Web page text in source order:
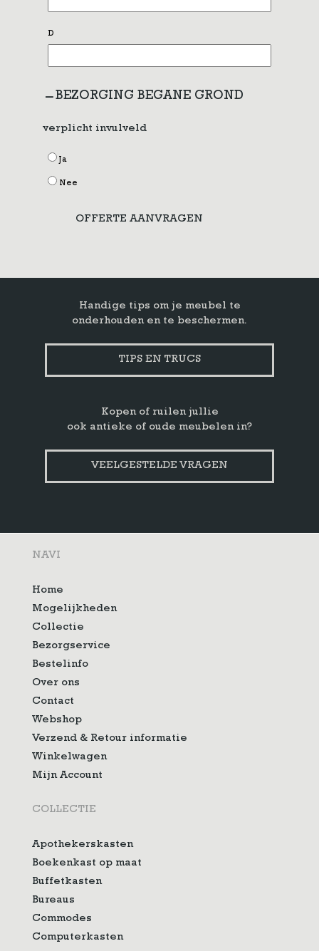
D
BEZORGING BEGANE GROND
verplicht invulveld
Ja
Nee
OFFERTE AANVRAGEN
Handige tips om je meubel te
onderhouden en te beschermen.
TIPS EN TRUCS
Kopen of ruilen jullie
ook antieke of oude meubelen in?
VEELGESTELDE VRAGEN
NAVI
Home
Mogelijkheden
Collectie
Bezorgservice
Bestelinfo
Over ons
Contact
Webshop
Verzend & Retour informatie
Winkelwagen
Mijn Account
COLLECTIE
Apothekerskasten
Boekenkast op maat
Buffetkasten
Bureaus
Commodes
Computerkasten